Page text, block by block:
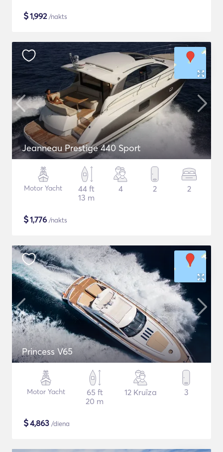
$1,992/nakts
Jeanneau Prestige 440 Sport
Motor Yacht
44 ft
13 m
4 2 2
$1,776 /nakts
Princess V65
Motor Yacht
65 ft
20 m
12 Kruīza 3
$4,863 /diena